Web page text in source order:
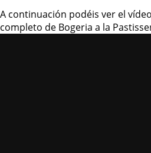
A continuación podéis ver el
completo de Bogeria a la